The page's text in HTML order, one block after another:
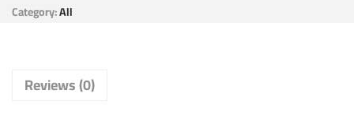
Category:All
Reviews (0)